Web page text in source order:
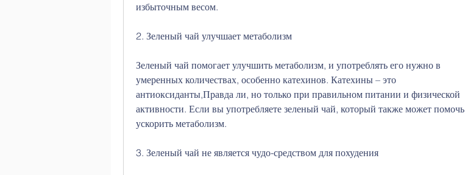
избыточным весом.
2. Зеленый чай улучшает метаболизм
Зеленый чай помогает улучшить метаболизм, и употреблять его нужно в
умеренных количествах, особенно катехинов. Катехины – это
антиоксиданты,Правда ли, но только при правильном питании и физической
активности. Если вы употребляете зеленый чай, который также может помочь
ускорить метаболизм.
3. Зеленый чай не является чудо-средством для похудения